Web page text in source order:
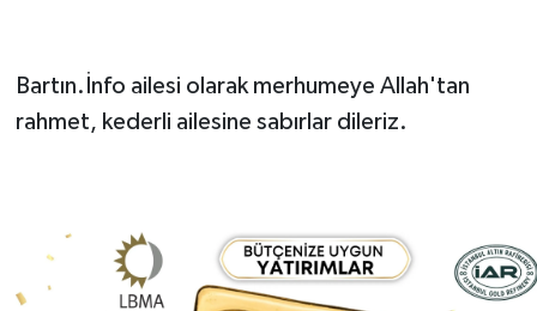
Bartın.İnfo ailesi olarak merhumeye Allah'tan
rahmet, kederli ailesine sabırlar dileriz.